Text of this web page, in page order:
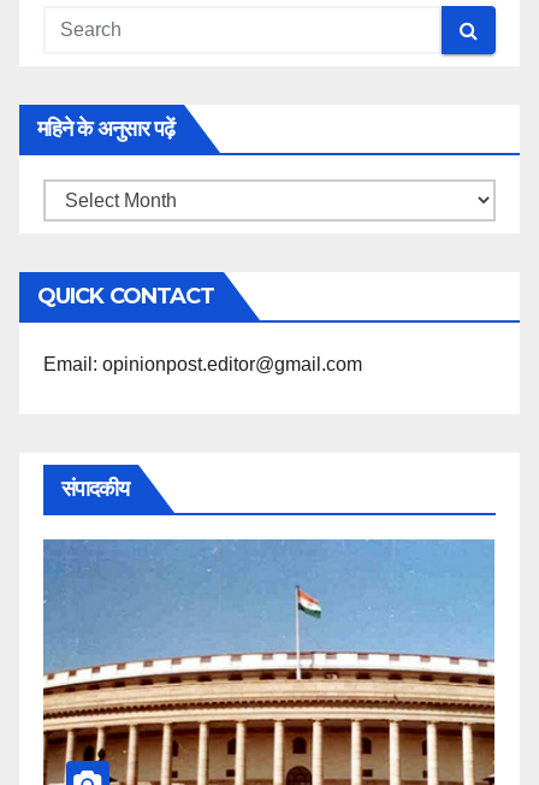
महिने के अनुसार पढ़ें
महिने
अनुसार
पढ़ें
QUICK CONTACT
Email: opinionpost.editor@gmail.com
संपादकीय